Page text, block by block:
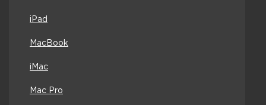
iPad
MacBook
iMac
Mac Pro